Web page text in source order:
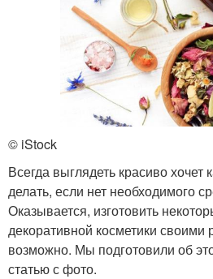
© iStock
Всегда выглядеть красиво
делать, если нет необходимого
Оказывается, изготовить
декоративной косметики своими
возможно. Мы подготовили об
статью с фото.